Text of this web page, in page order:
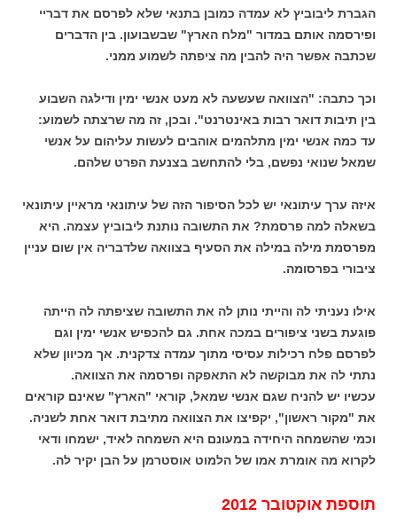
הגברת ליבוביץ לא עמדה כמובן בתנאי שלא לפרסם את דבריי
ופירסמה אותם במדור "מלח הארץ" שבשבועון. בין הדברים
שכתבה אפשר היה להבין מה ציפתה לשמוע ממני.
וכך כתבה: "הצוואה שעשעה לא מעט אנשי ימין ודילגה השבוע
בין תיבות דואר רבות באינטרנט". ובכן, זה מה שרצתה לשמוע:
עד כמה אנשי ימין מתלהמים אוהבים לעשות עליהום על אנשי
שמאל שנואי נפשם, בלי להתחשב בצנעת הפרט שלהם.
איזה ערך עיתונאי יש לכל הסיפור הזה של עיתונאי מראיין עיתונאי
בשאלה למה פרסמת? את התשובה נותנת ליבוביץ עצמה. היא
מפרסמת מילה במילה את הסעיף בצוואה שלדבריה אין שום עניין
ציבורי בפרסומה.
אילו נעניתי לה והייתי נותן לה את התשובה שציפתה לה הייתה
פוגעת בשני ציפורים במכה אחת. גם להכפיש אנשי ימין וגם
לפרסם פלח רכילות עסיסי מתוך עמדה צדקנית. אך מכיוון שלא
נתתי לה את מבוקשה לא התאפקה ופרסמה את הצוואה.
עכשיו יש להניח שגם אנשי שמאל, קוראי "הארץ" שאינם קוראים
את "מקור ראשון", יקפיצו את הצוואה מתיבת דואר אחת לשניה.
וכמי שהשמחה היחידה במעונם היא השמחה לאיד, ישמחו ודאי
לקרוא מה אומרת אמו של הלמוט אוסטרמן על הבן יקיר לה.
תוספת אוקטובר 2012